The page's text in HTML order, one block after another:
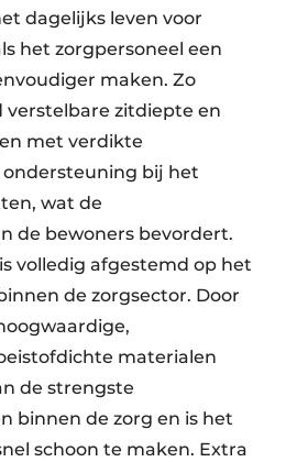
dagelijks leven voor
het zorgpersoneel een
maken. Zo
verstelbare zitdiepte en
met verdikte
bij het
wat de
de bewoners bevordert.
volledig afgestemd op het
de zorgsector. Door
materialen
de strengste
binnen de zorg en is het
schoon te maken. Extra